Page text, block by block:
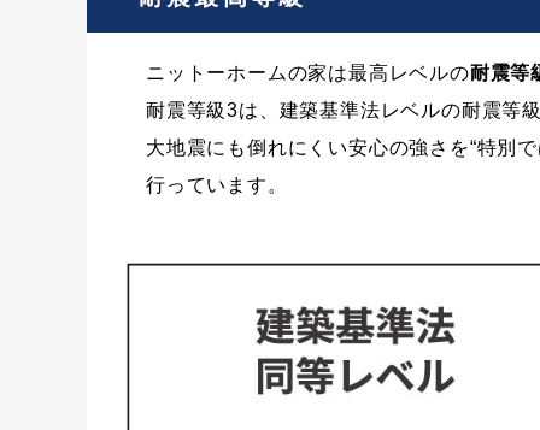
ニットーホームの家は最高レベルの耐震等
耐震等級3は、建築基準法レベルの耐震等
大地震にも倒れにくい安心の強さを“特別
行っています。